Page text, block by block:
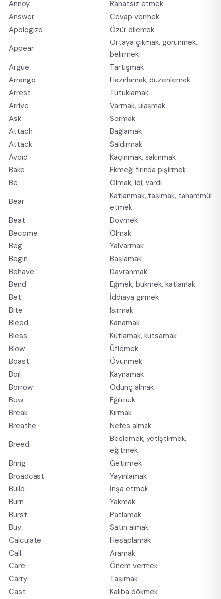
Annoy
Rahatsız etmek
Answer
Cevap vermek
Apologize
Özür dilemek
Appear
Ortaya çıkmak, görünmek,
belirmek
Argue
Tartışmak
Arrange
Hazırlamak, düzenlemek
Arrest
Tutuklamak
Arrive
Varmak, ulaşmak
Ask
Sormak
Attach
Bağlamak
Attack
Saldırmak
Avoid
Kaçınmak, sakınmak
Bake
Ekmeği fırında pişirmek
Be
Olmak, idi, vardı
Bear
Katlanmak, taşımak, tahammül
etmek
Beat
Dövmek
Become
Olmak
Beg
Yalvarmak
Begin
Başlamak
Behave
Davranmak
Bend
Eğmek, bükmek, katlamak
Bet
İddiaya girmek
Bite
Isırmak
Bleed
Kanamak
Bless
Kutlamak, kutsamak
Blow
Üflemek
Boast
Övünmek
Boil
Kaynamak
Borrow
Ödünç almak
Bow
Eğilmek
Break
Kırmak
Breathe
Nefes almak
Breed
Beslemek, yetiştirmek,
eğitmek
Bring
Getirmek
Broadcast
Yayınlamak
Build
İnşa etmek
Burn
Yakmak
Burst
Patlamak
Buy
Satın almak
Calculate
Hesaplamak
Call
Aramak
Care
Önem vermek
Carry
Taşımak
Cast
Kalıba dökmek